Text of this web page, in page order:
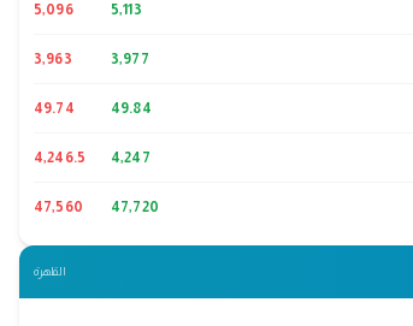
5,113
5,096
3,977
3,963
49.84
49.74
4,247
4,246.5
47,720
47,560
القاهرة